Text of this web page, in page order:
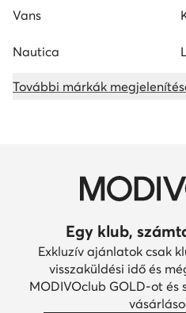
Vans
Nautica
További márkák
Egy klub,
Exkluzív ajánlatok csak
visszaküldési idő és
MODIVOclub GOLD-ot és